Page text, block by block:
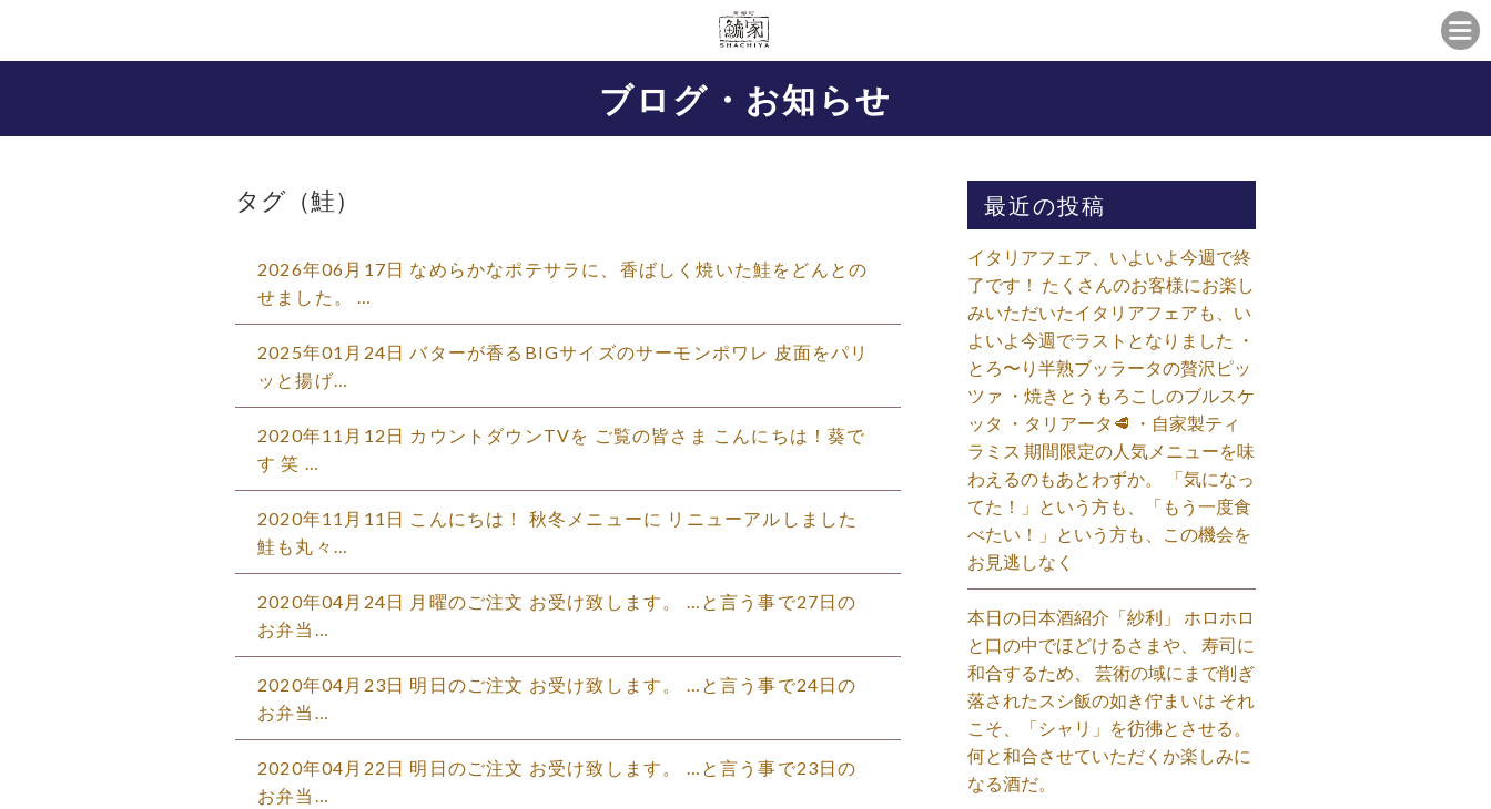
ブログ・お知らせ
タグ（鮭）
2026年06月17日 なめらかなポテサラに、香ばしく焼いた鮭をどんとの
せました。 …
2025年01月24日 バターが香るBIGサイズのサーモンポワレ 皮面をパリ
ッと揚げ…
2020年11月12日 カウントダウンTVを ご覧の皆さま こんにちは！葵で
す 笑 …
2020年11月11日 こんにちは！ 秋冬メニューに リニューアルしました
鮭も丸々…
2020年04月24日 月曜のご注文 お受け致します。 …と言う事で27日の
お弁当…
2020年04月23日 明日のご注文 お受け致します。 …と言う事で24日の
お弁当…
2020年04月22日 明日のご注文 お受け致します。 …と言う事で23日の
お弁当…
最近の投稿
イタリアフェア、いよいよ今週で終
了です！ たくさんのお客様にお楽し
みいただいたイタリアフェアも、い
よいよ今週でラストとなりました ・
とろ〜り半熟ブッラータの贅沢ピッ
ツァ ・焼きとうもろこしのブルスケ
ッタ ・タリアータ🥩 ・自家製ティ
ラミス 期間限定の人気メニューを味
わえるのもあとわずか。 「気になっ
てた！」という方も、「もう一度食
べたい！」という方も、この機会を
お見逃しなく⁡
本日の日本酒紹介「紗利」 ホロホロ
と口の中でほどけるさまや、 寿司に
和合するため、 芸術の域にまで削ぎ
落されたスシ飯の如き佇まいは それ
こそ、「シャリ」を彷彿とさせる。
何と和合させていただくか楽しみに
なる酒だ。⁡